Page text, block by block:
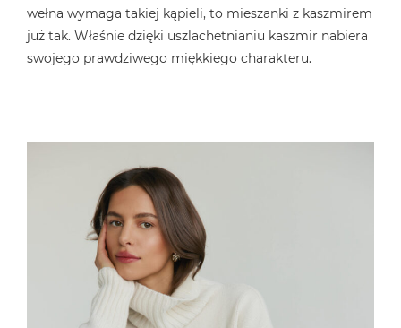
wełna wymaga takiej kąpieli, to mieszanki z kaszmirem
już tak. Właśnie dzięki uszlachetnianiu kaszmir nabiera
swojego prawdziwego miękkiego charakteru.